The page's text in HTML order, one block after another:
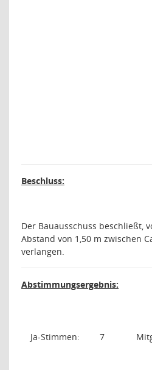
Beschluss:
Der Bauausschuss beschließt,
Abstand von 1,50 m zwischen
verlangen.
Abstimmungsergebnis:
Ja-Stimmen: 7